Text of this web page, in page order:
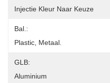
Injectie Kleur Naar Keuze
Bal.:
Plastic, Metaal.
GLB:
Aluminium